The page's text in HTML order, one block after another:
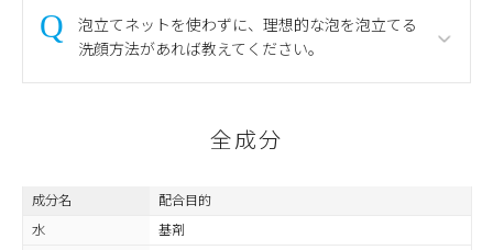
泡立てネットを使わずに、理想的な泡を泡立てる
洗顔方法があれば教えてください。
全成分
成分名
配合目的
水
基剤